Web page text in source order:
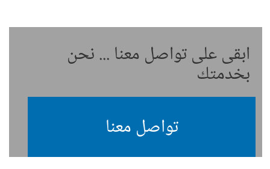
ابقى على تواصل معنا ... نحن
بخدمتك
تواصل معنا